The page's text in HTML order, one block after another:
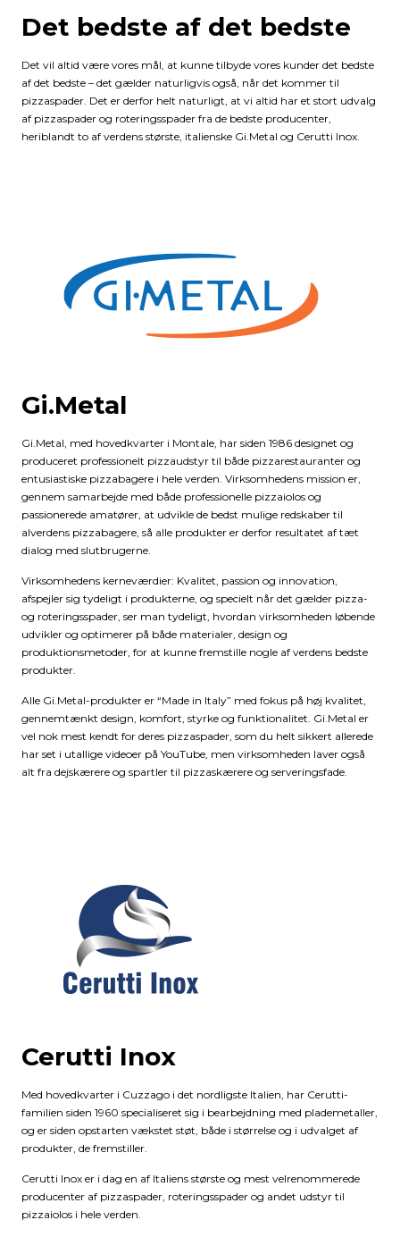
Det bedste af det bedste
Det vil altid være vores mål, at kunne tilbyde vores kunder det bedste
af det bedste – det gælder naturligvis også, når det kommer til
pizzaspader. Det er derfor helt naturligt, at vi altid har et stort udvalg
af pizzaspader og roteringsspader fra de bedste producenter,
heriblandt to af verdens største, italienske Gi.Metal og Cerutti Inox.
Gi.Metal
Gi.Metal, med hovedkvarter i Montale, har siden 1986 designet og
produceret professionelt pizzaudstyr til både pizzarestauranter og
entusiastiske pizzabagere i hele verden. Virksomhedens mission er,
gennem samarbejde med både professionelle pizzaiolos og
passionerede amatører, at udvikle de bedst mulige redskaber til
alverdens pizzabagere, så alle produkter er derfor resultatet af tæt
dialog med slutbrugerne.
Virksomhedens kerneværdier: Kvalitet, passion og innovation,
afspejler sig tydeligt i produkterne, og specielt når det gælder pizza-
og roteringsspader, ser man tydeligt, hvordan virksomheden løbende
udvikler og optimerer på både materialer, design og
produktionsmetoder, for at kunne fremstille nogle af verdens bedste
produkter.
Alle Gi.Metal-produkter er “Made in Italy” med fokus på høj kvalitet,
gennemtænkt design, komfort, styrke og funktionalitet. Gi.Metal er
vel nok mest kendt for deres pizzaspader, som du helt sikkert allerede
har set i utallige videoer på YouTube, men virksomheden laver også
alt fra dejskærere og spartler til pizzaskærere og serveringsfade.
Cerutti Inox
Med hovedkvarter i Cuzzago i det nordligste Italien, har Cerutti-
familien siden 1960 specialiseret sig i bearbejdning med plademetaller,
og er siden opstarten vækstet støt, både i størrelse og i udvalget af
produkter, de fremstiller.
Cerutti Inox er i dag en af Italiens største og mest velrenommerede
producenter af pizzaspader, roteringsspader og andet udstyr til
pizzaiolos i hele verden.